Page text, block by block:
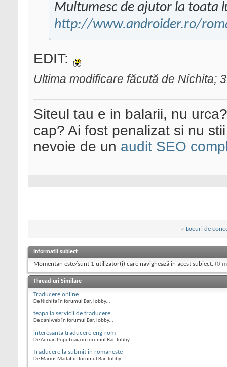
Multumesc de ajutor la toata
http://www.androider.ro/
EDIT:
Ultima modificare făcută de Nichita;
Siteul tau e in balarii, nu
cap? Ai fost penalizat si nu
nevoie de un audit SEO
« Locuri de
Informații subiect
Momentan este/sunt 1 utilizator(i) care navighează în acest subiect. (0
Thread-uri Similare
Traducere online
De Nichita în forumul Bar, lobby...
teapa la servicii de traducere
De daniweb în forumul Bar, lobby...
interesanta traducere eng-rom
De Adrian Poputoaia în forumul Bar, lobby...
Traducere la submit in romaneste
De Marius Mailat în forumul Bar, lobby...